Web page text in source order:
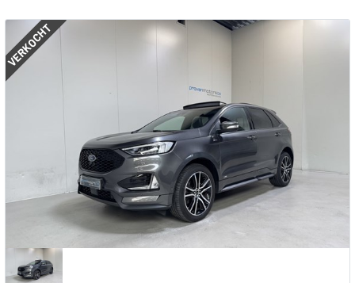
VERKOCHT